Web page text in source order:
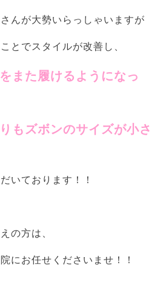
んが大勢いらっしゃいますが
とでスタイルが改善し、
また履けるようになっ
もズボンのサイズが小さ
いております！！
の方は、
にお任せくださいませ！！